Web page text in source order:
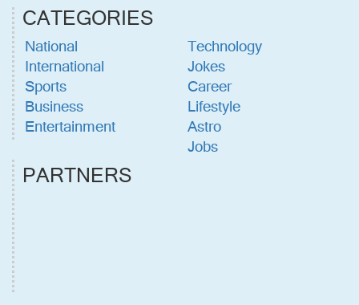
CATEGORIES
National
International
Sports
Business
Entertainment
Technology
Jokes
Career
Lifestyle
Astro
Jobs
PARTNERS